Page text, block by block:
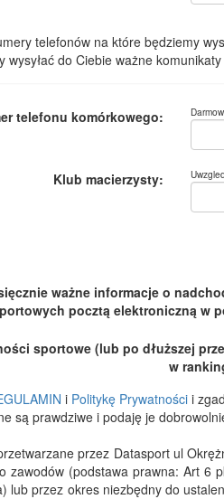
telefonów na które będziemy
wysyłać do Ciebie ważne
telefonu komórkowego:
Klub macierzysty:
ważne informacje o
pocztą elektroniczną w
sportowe (lub po dłuższej
w
i Politykę Prywatności i
są prawdziwe i podaję je
przez Datasport ul
zawodów (podstawa prawna: Art
lub przez okres niezbędny do